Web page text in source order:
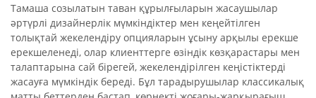
Тамаша созылатын таван құрылғыларын жасаушылар
әртүрлі дизайнерлік мүмкіндіктер мен кеңейтілген
толықтай жекелендіру опцияларын ұсыну арқылы ерекше
ерекшеленеді, олар клиенттерге өзіндік көзқарастары мен
талаптарына сай бірегей, жекелендірілген кеңістіктерді
жасауға мүмкіндік береді. Бұл тарадырушылар классикалық